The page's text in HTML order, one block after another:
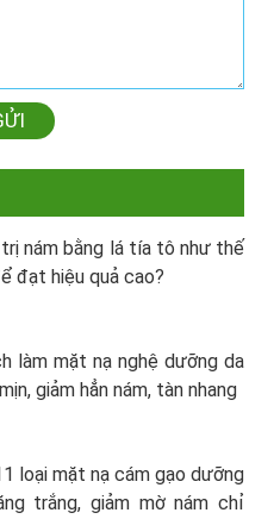
nám bằng lá tía tô như thế
đạt hiệu quả cao?
làm mặt nạ nghệ dưỡng da
giảm hẳn nám, tàn nhang
loại mặt nạ cám gạo dưỡng
trắng, giảm mờ nám chỉ